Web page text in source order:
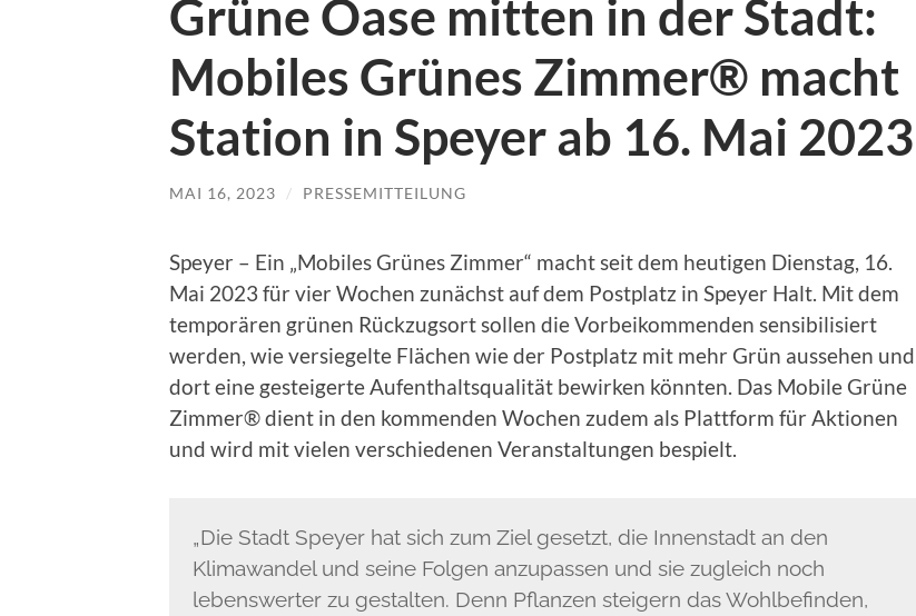
Grüne Oase mitten in der Stadt:
Mobiles Grünes Zimmer® macht
Station in Speyer ab 16. Mai 2023
MAI 16, 2023 / PRESSEMITTEILUNG
Speyer – Ein „Mobiles Grünes Zimmer“ macht seit dem heutigen Dienstag, 16.
Mai 2023 für vier Wochen zunächst auf dem Postplatz in Speyer Halt. Mit dem
temporären grünen Rückzugsort sollen die Vorbeikommenden sensibilisiert
werden, wie versiegelte Flächen wie der Postplatz mit mehr Grün aussehen und
dort eine gesteigerte Aufenthaltsqualität bewirken könnten. Das Mobile Grüne
Zimmer® dient in den kommenden Wochen zudem als Plattform für Aktionen
und wird mit vielen verschiedenen Veranstaltungen bespielt.
„Die Stadt Speyer hat sich zum Ziel gesetzt, die Innenstadt an den
Klimawandel und seine Folgen anzupassen und sie zugleich noch
lebenswerter zu gestalten. Denn Pflanzen steigern das Wohlbefinden,